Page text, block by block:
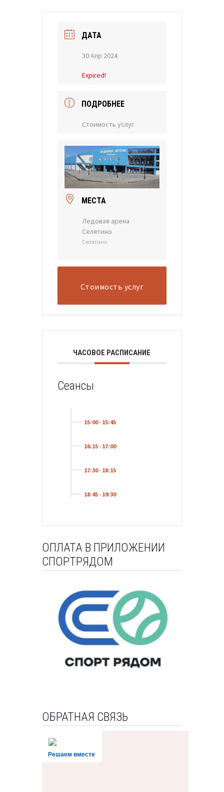
ДАТА
30 Апр 2024
Expired!
ПОДРОБНЕЕ
Стоимость услуг
МЕСТА
Ледовая арена
Селятино
Селятино
Стоимость услуг
ЧАСОВОЕ РАСПИСАНИЕ
Сеансы
15:00- 15:45
16:15- 17:00
17:30- 18:15
18:45- 19:30
ОПЛАТА В ПРИЛОЖЕНИИ
СПОРТРЯДОМ
ОБРАТНАЯ СВЯЗЬ
Решаем вместе